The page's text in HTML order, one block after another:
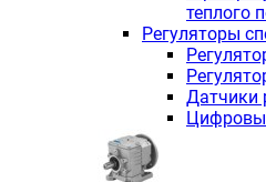
теплого
Регуляторы
Датчики